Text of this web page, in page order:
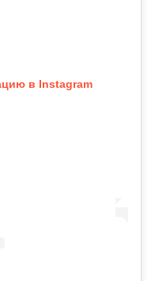
в Instagram